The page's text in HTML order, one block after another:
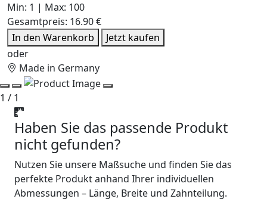
Min: 1 | Max: 100
Gesamtpreis: 16.90 €
In den Warenkorb
Jetzt kaufen
oder
Made in Germany
1 / 1
Haben Sie das passende Produkt
nicht gefunden?
Nutzen Sie unsere Maßsuche und finden Sie das
perfekte Produkt anhand Ihrer individuellen
Abmessungen – Länge, Breite und Zahnteilung.